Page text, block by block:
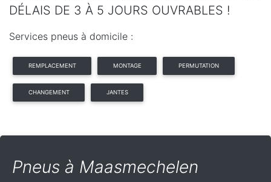
DÉLAIS DE 3 À 5 JOURS OUVRABLES !
Services pneus à domicile :
REMPLACEMENT MONTAGE PERMUTATION
CHANGEMENT JANTES
Pneus à Maasmechelen